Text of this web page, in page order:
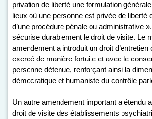
privation de liberté une formulation
lieux où une personne est privée de liberté
d’une procédure pénale ou administrative
sécurise durablement le droit de visite. Le
amendement a introduit un droit d’entretien
exercé de manière fortuite et avec le
personne détenue, renforçant ainsi la
démocratique et humaniste du contrôle
Un autre amendement important a étendu
droit de visite des établissements